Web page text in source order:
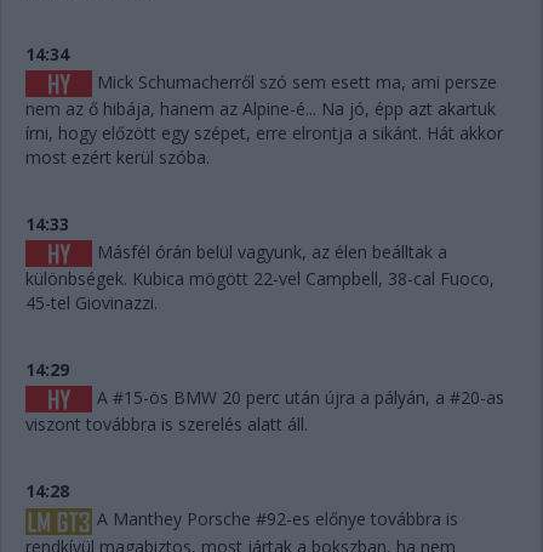
14:34
Mick Schumacherről szó sem esett ma, ami persze
nem az ő hibája, hanem az Alpine-é... Na jó, épp azt akartuk
írni, hogy előzött egy szépet, erre elrontja a sikánt. Hát akkor
most ezért kerül szóba.
14:33
Másfél órán belül vagyunk, az élen beálltak a
különbségek. Kubica mögött 22-vel Campbell, 38-cal Fuoco,
45-tel Giovinazzi.
14:29
A #15-ös BMW 20 perc után újra a pályán, a #20-as
viszont továbbra is szerelés alatt áll.
14:28
A Manthey Porsche #92-es előnye továbbra is
rendkívül magabiztos, most jártak a bokszban, ha nem